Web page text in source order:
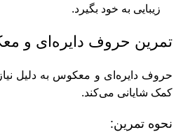
زیبایی به خود بگیرد.
تمرین حروف دایره‌ای و
حروف دایره‌ای و معکوس به دلیل
کمک شایانی می‌کند.
نحوه تمرین: